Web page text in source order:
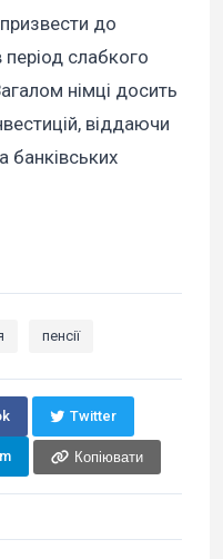
до
період слабкого
німці досить
віддаючи
банківських
пенсії
Twitter
Копіювати